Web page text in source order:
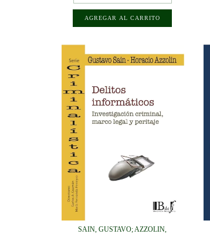
SAIN, GUSTAVO; AZZOLIN,